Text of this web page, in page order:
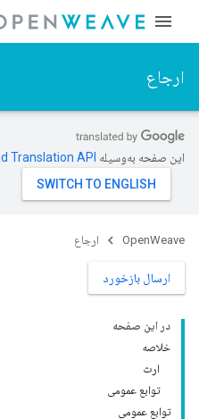
ارجاع
این صفحه به‌وسیله
OpenWeave ارجاع
ارسال بازخورد
در این صفحه
خلاصه
ارث
توابع عمومی
توابع عمومی